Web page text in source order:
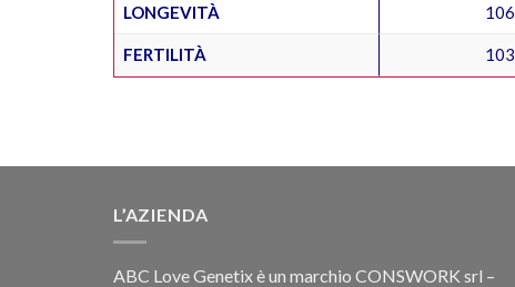
LONGEVITÀ 106
FERTILITÀ 103
L’AZIENDA
ABC Love Genetix è un marchio CONSWORK srl –